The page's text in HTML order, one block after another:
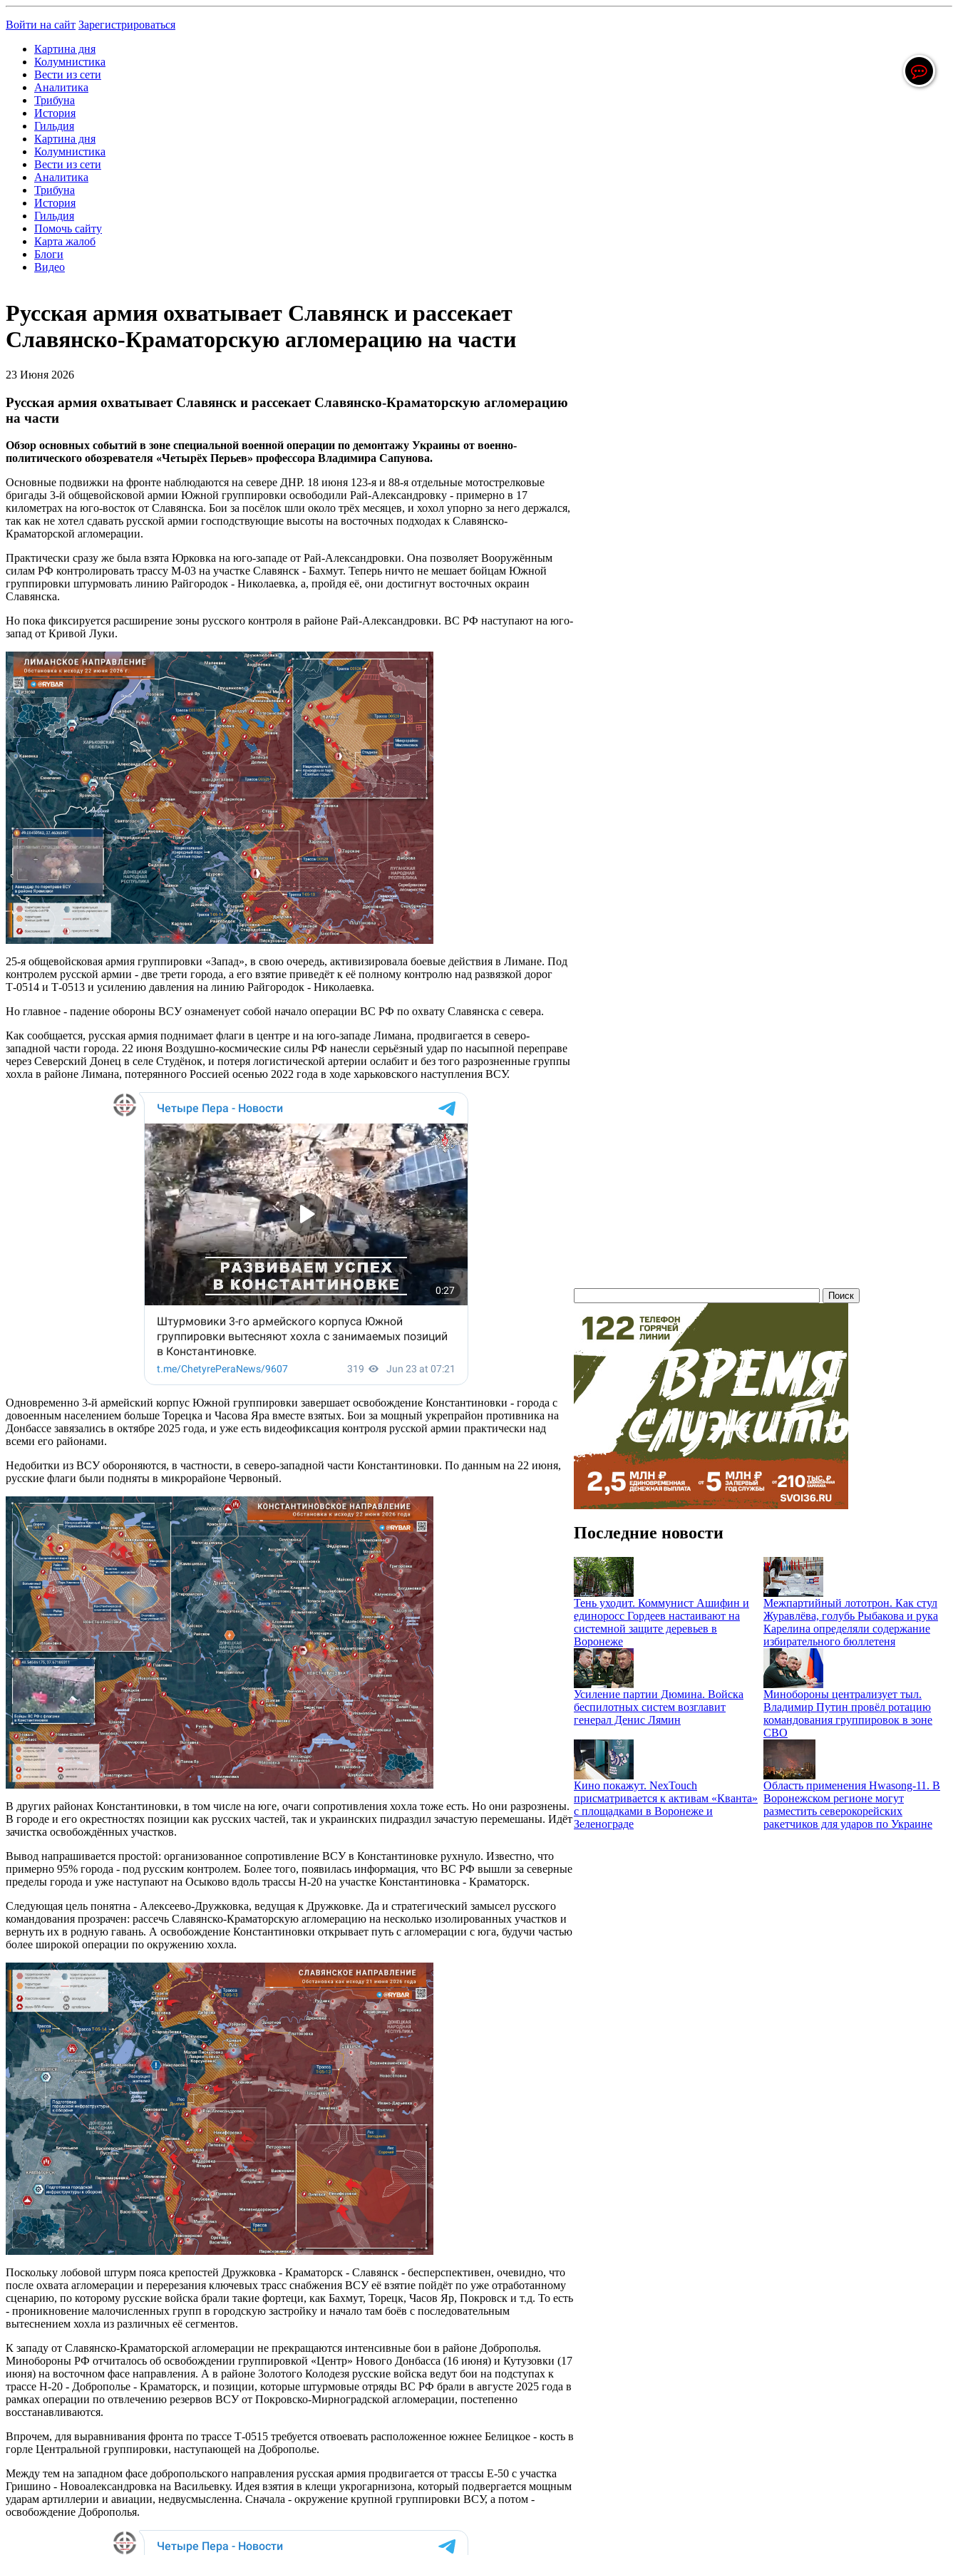
Войти на сайт Зарегистрироваться
Картина дня
Колумнистика
Вести из сети
Аналитика
Трибуна
История
Гильдия
Картина дня
Колумнистика
Вести из сети
Аналитика
Трибуна
История
Гильдия
Помочь сайту
Карта жалоб
Блоги
Видео
Русская армия охватывает Славянск и рассекает
Славянско-Краматорскую агломерацию на части
23 Июня 2026
Русская армия охватывает Славянск и рассекает Славянско-Краматорскую агломерацию
на части
Обзор основных событий в зоне специальной военной операции по демонтажу Украины от военно-
политического обозревателя «Четырёх Перьев» профессора Владимира Сапунова.
Основные подвижки на фронте наблюдаются на севере ДНР. 18 июня 123-я и 88-я отдельные мотострелковые
бригады 3-й общевойсковой армии Южной группировки освободили Рай-Александровку - примерно в 17
километрах на юго-восток от Славянска. Бои за посёлок шли около трёх месяцев, и хохол упорно за него держался,
так как не хотел сдавать русской армии господствующие высоты на восточных подходах к Славянско-
Краматорской агломерации.
Практически сразу же была взята Юрковка на юго-западе от Рай-Александровки. Она позволяет Вооружённым
силам РФ контролировать трассу М-03 на участке Славянск - Бахмут. Теперь ничто не мешает бойцам Южной
группировки штурмовать линию Райгородок - Николаевка, а, пройдя её, они достигнут восточных окраин
Славянска.
Но пока фиксируется расширение зоны русского контроля в районе Рай-Александровки. ВС РФ наступают на юго-
запад от Кривой Луки.
25-я общевойсковая армия группировки «Запад», в свою очередь, активизировала боевые действия в Лимане. Под
контролем русской армии - две трети города, а его взятие приведёт к её полному контролю над развязкой дорог
Т-0514 и Т-0513 и усилению давления на линию Райгородок - Николаевка.
Но главное - падение обороны ВСУ ознаменует собой начало операции ВС РФ по охвату Славянска с севера.
Как сообщается, русская армия поднимает флаги в центре и на юго-западе Лимана, продвигается в северо-
западной части города. 22 июня Воздушно-космические силы РФ нанесли серьёзный удар по насыпной переправе
через Северский Донец в селе Студёнок, и потеря логистической артерии ослабит и без того разрозненные группы
хохла в районе Лимана, потерянного Россией осенью 2022 года в ходе харьковского наступления ВСУ.
Одновременно 3-й армейский корпус Южной группировки завершает освобождение Константиновки - города с
довоенным населением больше Торецка и Часова Яра вместе взятых. Бои за мощный укрепрайон противника на
Донбассе завязались в октябре 2025 года, и уже есть видеофиксация контроля русской армии практически над
всеми его районами.
Недобитки из ВСУ обороняются, в частности, в северо-западной части Константиновки. По данным на 22 июня,
русские флаги были подняты в микрорайоне Червоный.
В других районах Константиновки, в том числе на юге, очаги сопротивления хохла тоже есть. Но они разрознены.
В городе и его окрестностях позиции как русских частей, так и украинских пидраздил зачастую перемешаны. Идёт
зачистка освобождённых участков.
Вывод напрашивается простой: организованное сопротивление ВСУ в Константиновке рухнуло. Известно, что
примерно 95% города - под русским контролем. Более того, появилась информация, что ВС РФ вышли за северные
пределы города и уже наступают на Осыково вдоль трассы Н-20 на участке Константиновка - Краматорск.
Следующая цель понятна - Алексеево-Дружковка, ведущая к Дружковке. Да и стратегический замысел русского
командования прозрачен: рассечь Славянско-Краматорскую агломерацию на несколько изолированных участков и
вернуть их в родную гавань. А освобождение Константиновки открывает путь с агломерации с юга, будучи частью
более широкой операции по окружению хохла.
Поскольку лобовой штурм пояса крепостей Дружковка - Краматорск - Славянск - бесперспективен, очевидно, что
после охвата агломерации и перерезания ключевых трасс снабжения ВСУ её взятие пойдёт по уже отработанному
сценарию, по которому русские войска брали такие фортеци, как Бахмут, Торецк, Часов Яр, Покровск и т.д. То есть
- проникновение малочисленных групп в городскую застройку и начало там боёв с последовательным
вытеснением хохла из различных её сегментов.
К западу от Славянско-Краматорской агломерации не прекращаются интенсивные бои в районе Доброполья.
Минобороны РФ отчиталось об освобождении группировкой «Центр» Нового Донбасса (16 июня) и Кутузовки (17
июня) на восточном фасе направления. А в районе Золотого Колодезя русские войска ведут бои на подступах к
трассе Н-20 - Доброполье - Краматорск, и позиции, которые штурмовые отряды ВС РФ брали в августе 2025 года в
рамках операции по отвлечению резервов ВСУ от Покровско-Мирноградской агломерации, постепенно
восстанавливаются.
Впрочем, для выравнивания фронта по трассе Т-0515 требуется отвоевать расположенное южнее Белицкое - кость в
горле Центральной группировки, наступающей на Доброполье.
Между тем на западном фасе добропольского направления русская армия продвигается от трассы Е-50 с участка
Гришино - Новоалександровка на Васильевку. Идея взятия в клещи укрогарнизона, который подвергается мощным
ударам артиллерии и авиации, недвусмысленна. Сначала - окружение крупной группировки ВСУ, а потом -
освобождение Доброполья.
Последние новости
Тень уходит. Коммунист Ашифин и
единоросс Гордеев настаивают на
системной защите деревьев в
Воронеже
Межпартийный лототрон. Как стул
Журавлёва, голубь Рыбакова и рука
Карелина определяли содержание
избирательного бюллетеня
Усиление партии Дюмина. Войска
беспилотных систем возглавит
генерал Денис Лямин
Минобороны централизует тыл.
Владимир Путин провёл ротацию
командования группировок в зоне
СВО
Кино покажут. NexTouch
присматривается к активам «Кванта»
с площадками в Воронеже и
Зеленограде
Область применения Hwasong-11. В
Воронежском регионе могут
разместить северокорейских
ракетчиков для ударов по Украине